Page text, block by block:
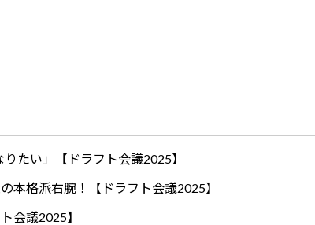
たい」【ドラフト会議2025】
本格派右腕！【ドラフト会議2025】
会議2025】